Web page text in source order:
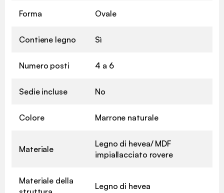
Forma Ovale
Contiene legno Sì
Numero posti 4 a 6
Sedie incluse No
Colore Marrone naturale
Materiale
Legno di hevea/ MDF
impiallacciato rovere
Materiale della
Legno di hevea